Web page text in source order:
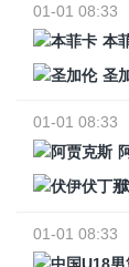
01-01 08:33
本
圣
01-01 08:33
01-01 08:33